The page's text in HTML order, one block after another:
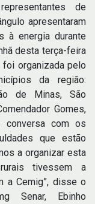
de
apresentaram
à energia durante
desta terça-feira
foi organizada pelo
da região:
de Minas, São
Gomes,
conversa com os
que estão
a organizar esta
tivessem a
a Cemig”, disse o
Senar, Ebinho